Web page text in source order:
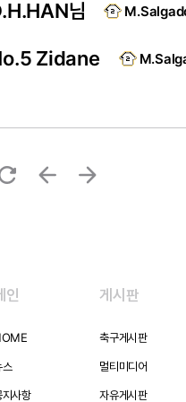
님
Zidane
arrow_back arrow_forward
인
스
지사항
게시판
축구게시판
멀티미디어
자유게시판